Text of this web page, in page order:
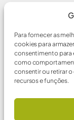
Para fornecer as
cookies para
consentimento para
como
consentir ou retirar
recursos e funções.